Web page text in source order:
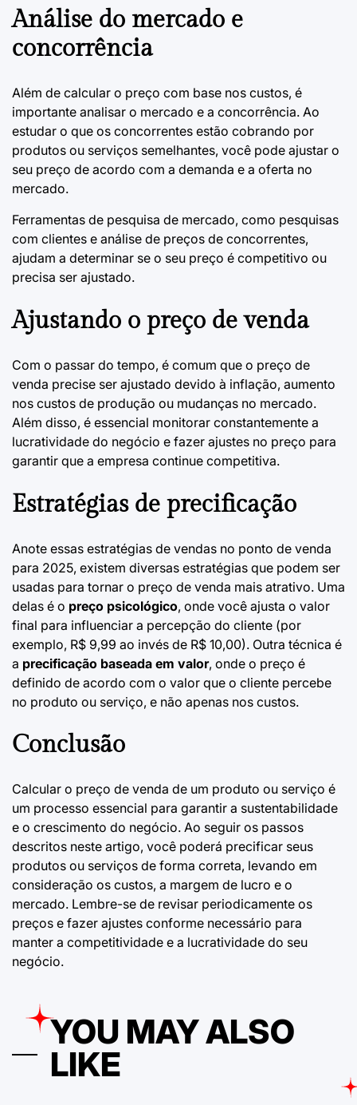
Análise do mercado e
concorrência
Além de calcular o preço com base nos custos, é
importante analisar o mercado e a concorrência. Ao
estudar o que os concorrentes estão cobrando por
produtos ou serviços semelhantes, você pode ajustar o
seu preço de acordo com a demanda e a oferta no
mercado.
Ferramentas de pesquisa de mercado, como pesquisas
com clientes e análise de preços de concorrentes,
ajudam a determinar se o seu preço é competitivo ou
precisa ser ajustado.
Ajustando o preço de venda
Com o passar do tempo, é comum que o preço de
venda precise ser ajustado devido à inflação, aumento
nos custos de produção ou mudanças no mercado.
Além disso, é essencial monitorar constantemente a
lucratividade do negócio e fazer ajustes no preço para
garantir que a empresa continue competitiva.
Estratégias de precificação
Anote essas estratégias de vendas no ponto de venda
para 2025, existem diversas estratégias que podem ser
usadas para tornar o preço de venda mais atrativo. Uma
delas é o preço psicológico, onde você ajusta o valor
final para influenciar a percepção do cliente (por
exemplo, R$ 9,99 ao invés de R$ 10,00). Outra técnica é
a precificação baseada em valor, onde o preço é
definido de acordo com o valor que o cliente percebe
no produto ou serviço, e não apenas nos custos.
Conclusão
Calcular o preço de venda de um produto ou serviço é
um processo essencial para garantir a sustentabilidade
e o crescimento do negócio. Ao seguir os passos
descritos neste artigo, você poderá precificar seus
produtos ou serviços de forma correta, levando em
consideração os custos, a margem de lucro e o
mercado. Lembre-se de revisar periodicamente os
preços e fazer ajustes conforme necessário para
manter a competitividade e a lucratividade do seu
negócio.
YOU MAY ALSO
LIKE